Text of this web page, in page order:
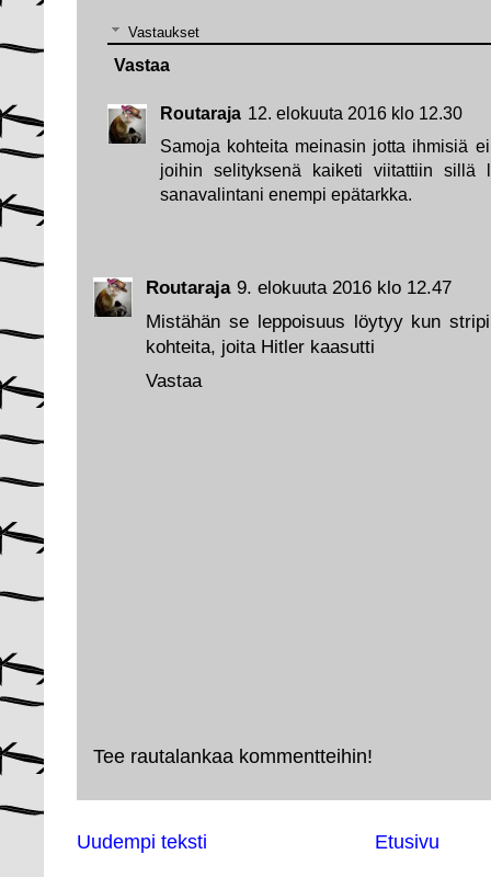
Routaraja 9. elokuuta 2016 klo 12.47
Mistähän se leppoisuus löytyy kun
kohteita, joita Hitler kaasutti
Vastaa
Vastaukset
Routaraja 12. elokuuta 2016 klo 12.30
Samoja kohteita meinasin jotta ihmisiä
joihin selityksenä kaiketi viitattiin sillä
sanavalintani enempi epätarkka.
Vastaa
Tee rautalankaa kommentteihin!
Uudempi teksti Etusivu